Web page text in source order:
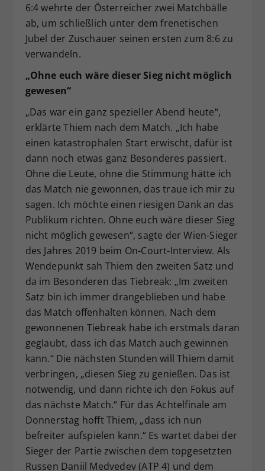
6:4 wehrte der Österreicher zwei Matchbälle
ab, um schließlich unter dem frenetischen
Jubel der Zuschauer seinen ersten zum 8:6 zu
verwandeln.
„Ohne euch wäre dieser Sieg nicht möglich
gewesen“
„Das war ein ganz spezieller Abend heute“,
erklärte Thiem nach dem Match. „Ich habe
einen katastrophalen Start erwischt, dafür ist
dann noch etwas ganz Besonderes passiert.
Ohne die Leute, ohne die Stimmung hätte ich
das Match nie gewonnen, das traue ich mir zu
sagen. Ich möchte einen riesigen Dank an das
Publikum richten. Ohne euch wäre dieser Sieg
nicht möglich gewesen“, sagte der Wien-Sieger
des Jahres 2019 beim On-Court-Interview. Als
Wendepunkt sah Thiem den zweiten Satz und
da im Besonderen das Tiebreak: „Im zweiten
Satz bin ich immer drangeblieben und habe
das Match offenhalten können. Nach dem
gewonnenen Tiebreak habe ich erstmals daran
geglaubt, dass ich das Match auch gewinnen
kann.“ Die nächsten Stunden will Thiem damit
verbringen, „diesen Sieg zu genießen. Das ist
notwendig, und dann richte ich den Fokus auf
das nächste Match.“ Für das Achtelfinale am
Donnerstag hofft Thiem, „dass ich nun
befreiter aufspielen kann.“ Es wartet dabei der
Sieger der Partie zwischen dem topgesetzten
Russen Daniil Medvedev (ATP 4) und dem